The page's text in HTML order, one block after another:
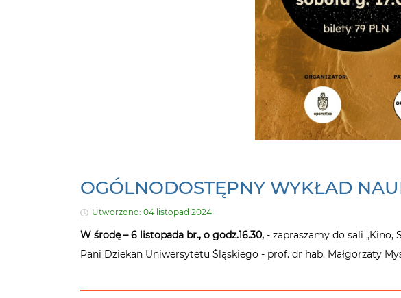
OGÓLNODOSTĘPNY WYKŁAD
Utworzono: 04 listopad 2024
W środę – 6 listopada br., o godz.16.30, - zapraszamy do sali „Kino,
Pani Dziekan Uniwersytetu Śląskiego - prof. dr hab. Małgorzaty